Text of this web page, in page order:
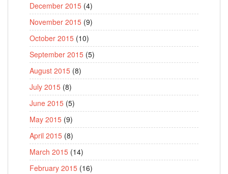
December 2015 (4)
November 2015 (9)
October 2015 (10)
September 2015 (5)
August 2015 (8)
July 2015 (8)
June 2015 (5)
May 2015 (9)
April 2015 (8)
March 2015 (14)
February 2015 (16)